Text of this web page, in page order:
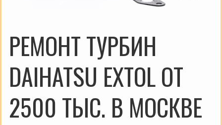
РЕМОНТ ТУРБИН
DAIHATSU EXTOL ОТ
2500 ТЫС. В МОСКВЕ